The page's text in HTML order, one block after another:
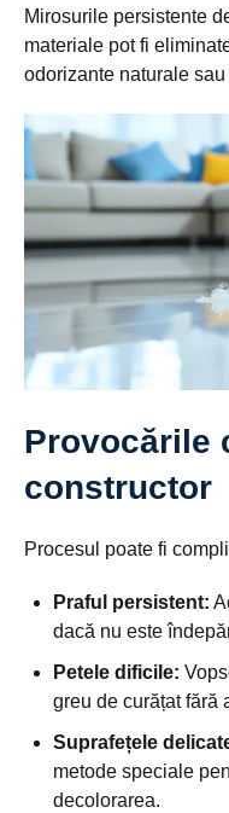
Mirosurile persistente
materiale pot fi
odorizante naturale
Provocările
constructor
Procesul poate fi
Praful persistent:
dacă nu este
Petele dificile:
greu de curățat fără
Suprafețele
metode speciale
decolorarea.